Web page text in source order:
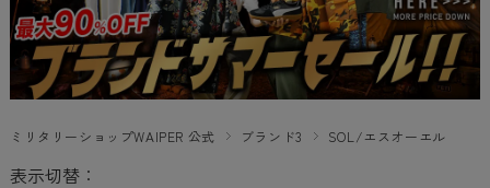
ミリタリーショップWAIPER 公式 ブランド3 SOL/エスオーエル
表示切替：